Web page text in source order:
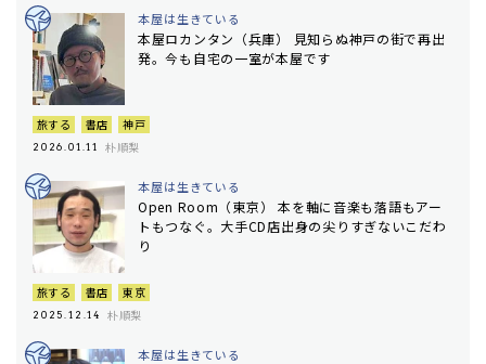
本屋は生きている
本屋ロカンタン（兵庫） 見知らぬ神戸の街で再出
発。今も自宅の一室が本屋です
旅する 書店 神戸
2026.01.11 朴順梨
本屋は生きている
Open Room（東京） 本を軸に音楽も落語もアー
トもつなぐ。大手CD店出身の尖りすぎないこだわ
り
旅する 書店 東京
2025.12.14 朴順梨
本屋は生きている